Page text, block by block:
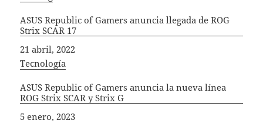
ASUS Republic of Gamers anuncia llegada de ROG
Strix SCAR 17
Fecha
21 abril, 2022
In relation to
Tecnología
ASUS Republic of Gamers anuncia la nueva línea
ROG Strix SCAR y Strix G
Fecha
5 enero, 2023